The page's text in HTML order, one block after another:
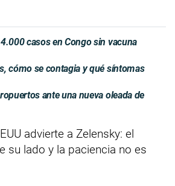
casos en Congo sin vacuna
cómo se contagia y qué síntomas
ante una nueva oleada de
advierte a Zelensky: el
su lado y la paciencia no es